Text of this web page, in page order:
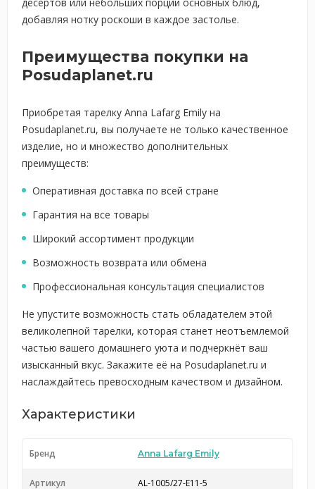
добавляя нотку роскоши в каждое застолье.
Преимущества покупки на
Posudaplanet.ru
Приобретая тарелку Anna Lafarg Emily на
Posudaplanet.ru, вы получаете не только качественное
изделие, но и множество дополнительных
преимуществ:
Оперативная доставка по всей стране
Гарантия на все товары
Широкий ассортимент продукции
Возможность возврата или обмена
Профессиональная консультация специалистов
Не упустите возможность стать обладателем этой
великолепной тарелки, которая станет неотъемлемой
частью вашего домашнего уюта и подчеркнёт ваш
изысканный вкус. Закажите её на Posudaplanet.ru и
наслаждайтесь превосходным качеством и дизайном.
Характеристики
Бренд Anna Lafarg Emily
Артикул AL-1005/27-E11-5